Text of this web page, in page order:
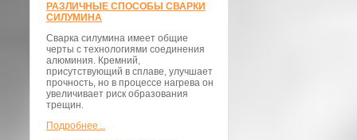
РАЗЛИЧНЫЕ СПОСОБЫ СВАРКИ
СИЛУМИНА
Сварка силумина имеет общие
черты с технологиями соединения
алюминия. Кремний,
присутствующий в сплаве, улучшает
прочность, но в процессе нагрева он
увеличивает риск образования
трещин.
Подробнее...